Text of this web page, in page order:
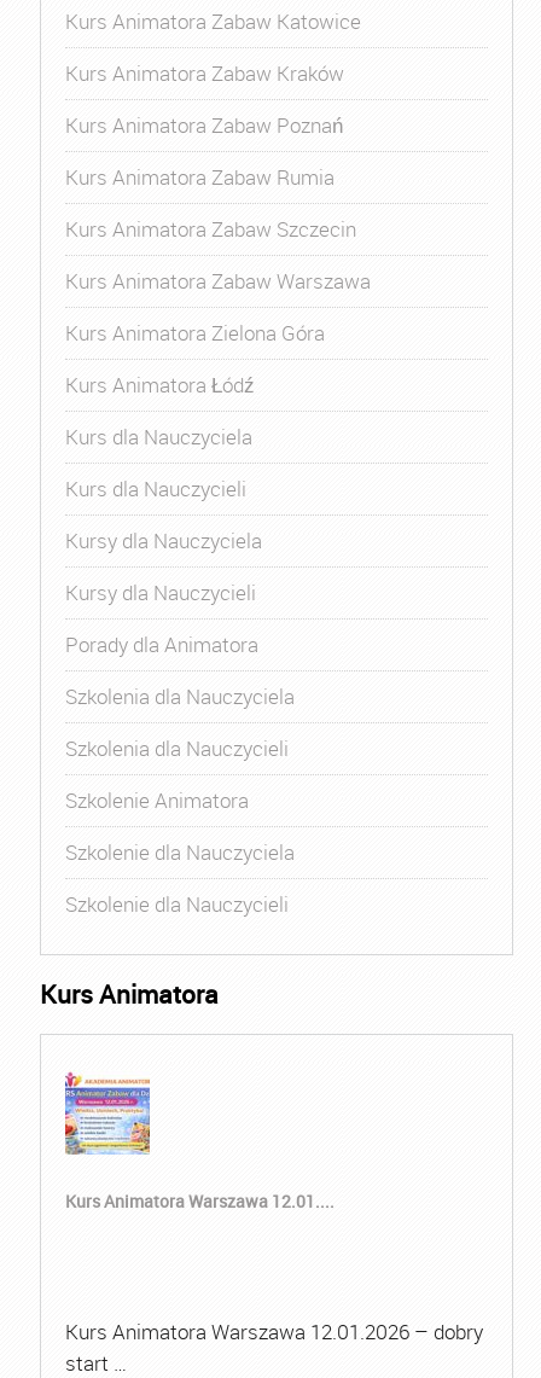
Kurs Animatora Zabaw Katowice
Kurs Animatora Zabaw Kraków
Kurs Animatora Zabaw Poznań
Kurs Animatora Zabaw Rumia
Kurs Animatora Zabaw Szczecin
Kurs Animatora Zabaw Warszawa
Kurs Animatora Zielona Góra
Kurs Animatora Łódź
Kurs dla Nauczyciela
Kurs dla Nauczycieli
Kursy dla Nauczyciela
Kursy dla Nauczycieli
Porady dla Animatora
Szkolenia dla Nauczyciela
Szkolenia dla Nauczycieli
Szkolenie Animatora
Szkolenie dla Nauczyciela
Szkolenie dla Nauczycieli
Kurs Animatora
Kurs Animatora Warszawa 12.01....
Kurs Animatora Warszawa 12.01.2026 – dobry
start …